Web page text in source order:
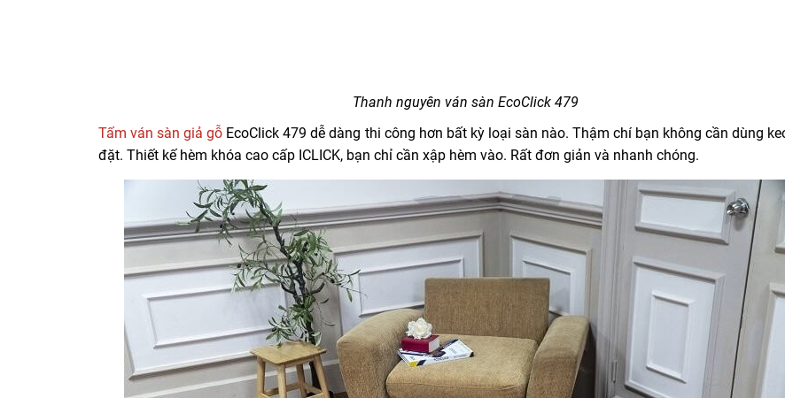
Thanh nguyên ván sàn EcoClick 479
Tấm ván sàn giả gỗ EcoClick 479 dễ dàng thi công hơn bất kỳ loại sàn nào. Thậm chí bạn không cần dùng
đặt. Thiết kế hèm khóa cao cấp ICLICK, bạn chỉ cần xập hèm vào. Rất đơn giản và nhanh chóng.